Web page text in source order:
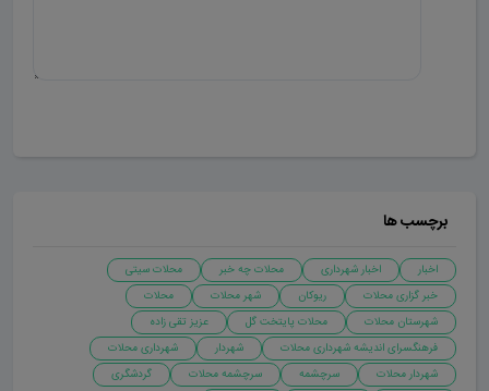
برچسب ها
اخبار اخبار شهرداری محلات چه خبر
محلات سیتی
خبر گزاری محلات
ریوکان شهر محلات
محلات
شهرستان محلات
محلات پایتخت گل
عزیز تقی زاده
فرهنگسرای اندیشه شهرداری محلات
شهردار
شهرداری محلات
شهردار محلات
سرچشمه سرچشمه محلات
گردشگری